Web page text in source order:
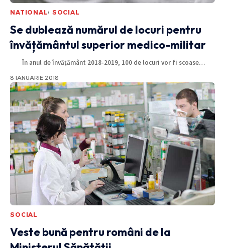
NATIONAL SOCIAL
Se dublează numărul de locuri pentru
învățământul superior medico-militar
În anul de învățământ 2018-2019, 100 de locuri vor fi scoase…
8 IANUARIE 2018
SOCIAL
Veste bună pentru români de la